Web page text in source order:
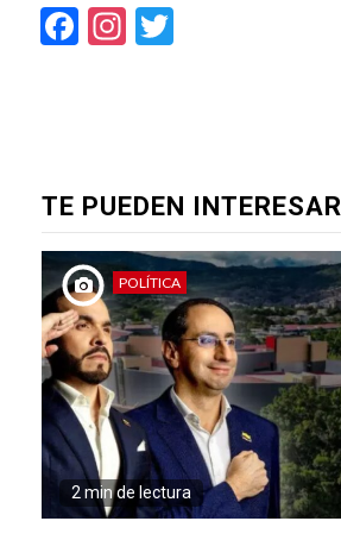
Facebook
Instagram
TE PUEDEN INTERESAR
POLÍTICA
2 min de lectura